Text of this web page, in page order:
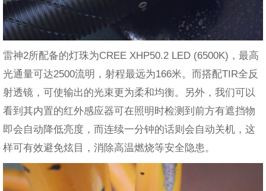
雷神2所配备的灯珠为CREE XHP50.2 LED (6500K)，最高
光通量可达2500流明，射程最远为166米。而搭配TIR全反
射透镜，可使输出的光束更为柔和均衡。另外，我们可以
看到其内置的红外感应器可在照明时检测到前方有遮挡物
即会自动降低亮度，而连续一分钟的话则会自动关机，这
样可有效避免炫目，消除高温燃烧等安全隐患。